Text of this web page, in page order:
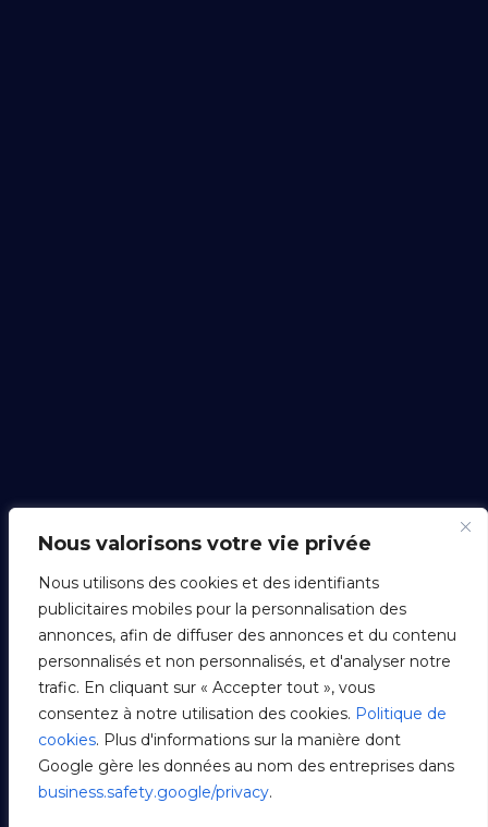
Nous valorisons votre vie privée
Nous utilisons des cookies et des identifiants
publicitaires mobiles pour la personnalisation des
annonces, afin de diffuser des annonces et du contenu
personnalisés et non personnalisés, et d'analyser notre
trafic. En cliquant sur « Accepter tout », vous
consentez à notre utilisation des cookies. Politique de
cookies. Plus d'informations sur la manière dont
Google gère les données au nom des entreprises dans
business.safety.google/privacy.